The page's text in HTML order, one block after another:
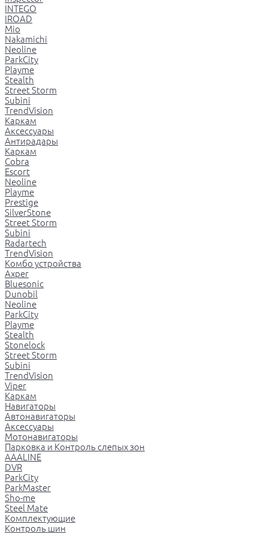
INTEGO
IROAD
Mio
Nakamichi
Neoline
ParkCity
Playme
Stealth
Street Storm
Subini
TrendVision
Каркам
Аксессуары
Антирадары
Каркам
Cobra
Escort
Neoline
Playme
Prestige
SilverStone
Street Storm
Subini
Radartech
TrendVision
Комбо устройства
Axper
Bluesonic
Dunobil
Neoline
ParkCity
Playme
Stealth
Stonelock
Street Storm
Subini
TrendVision
Viper
Каркам
Навигаторы
Автонавигаторы
Аксессуары
Мотонавигаторы
Парковка и Контроль слепых зон
AAALINE
DVR
ParkCity
ParkMaster
Sho-me
Steel Mate
Комплектующие
Контроль шин